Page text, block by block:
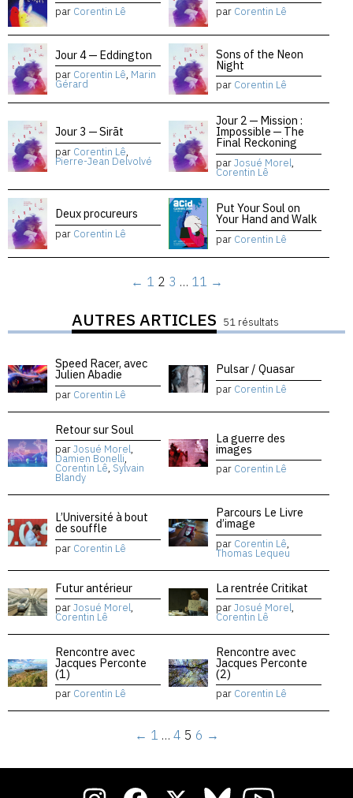
par Corentin Lê par Corentin Lê
Jour 4 — Eddington
par Corentin Lê, Marin
Gérard
Sons of the Neon
Night
par Corentin Lê
Jour 3 — Sirāt
par Corentin Lê,
Pierre-Jean Delvolvé
Jour 2 — Mission :
Impossible — The
Final Reckoning
parJosué Morel,
Corentin Lê
Deux procureurs
par Corentin Lê
Put Your Soul on
Your Hand and Walk
par Corentin Lê
← 1 2 3 … 11 →
AUTRES ARTICLES 51 résultats
Speed Racer, avec
Julien Abadie
par Corentin Lê
Pulsar / Quasar
par Corentin Lê
Retour sur Soul
parJosué Morel,
Damien Bonelli,
Corentin Lê, Sylvain
Blandy
La guerre des
images
par Corentin Lê
L’Université à bout
de souffle
par Corentin Lê
Parcours Le Livre
d’image
par Corentin Lê,
Thomas Lequeu
Futur antérieur
parJosué Morel,
Corentin Lê
La rentrée Critikat
parJosué Morel,
Corentin Lê
Rencontre avec
Jacques Perconte
(1)
par Corentin Lê
Rencontre avec
Jacques Perconte
(2)
par Corentin Lê
← 1 … 4 5 6 →